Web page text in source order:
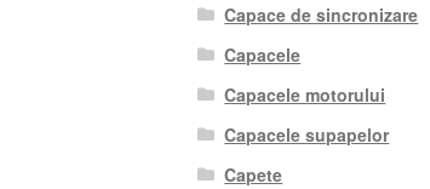
Capace de sincronizare
Capacele
Capacele motorului
Capacele supapelor
Capete